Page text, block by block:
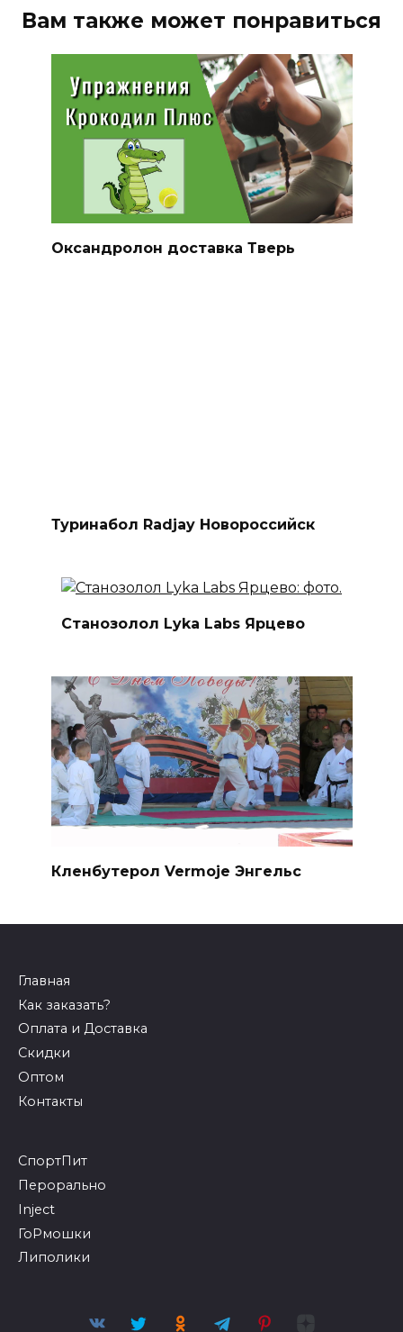
Вам также может понравиться
Оксандролон доставка Тверь
Туринабол Radjay Новороссийск
Станозолол Lyka Labs Ярцево
Кленбутерол Vermoje Энгельс
Главная
Как заказать?
Оплата и Доставка
Скидки
Оптом
Контакты
СпортПит
Перорально
Inject
ГоРмошки
Липолики